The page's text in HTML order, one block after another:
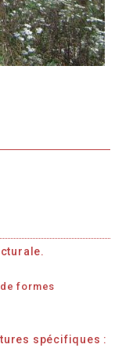
formes
spécifiques :